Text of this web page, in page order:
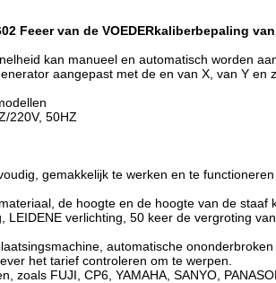
Feeer van de VOEDERkaliberbepaling
kan manueel en automatisch worden
aangepast met de en van X, van Y en
220V, 50HZ
gemakkelijk te werken en te
de hoogte en de hoogte van de
LEIDENE verlichting, 50 keer de vergroting
automatische
het tarief controleren om te werpen.
zoals FUJI, CP6, YAMAHA, SANYO,